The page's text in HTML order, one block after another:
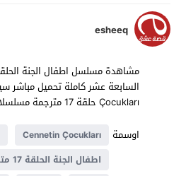
esheeq
Çocukları حلقة 17 مترجمة مسلسلات تركية 2025 حصرياً على موقع
اوسمة
Cennetin Çocukları
اطفال الجنة الحلقة 17 مترجم